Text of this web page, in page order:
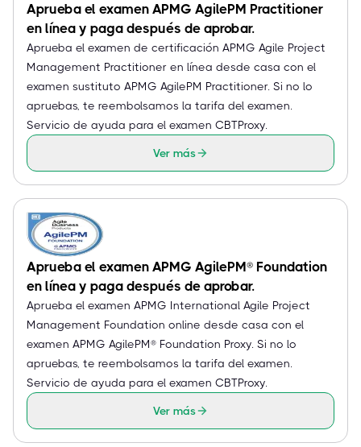
Aprueba el examen APMG AgilePM Practitioner
en línea y paga después de aprobar.
Aprueba el examen de certificación APMG Agile Project
Management Practitioner en línea desde casa con el
examen sustituto APMG AgilePM Practitioner. Si no lo
apruebas, te reembolsamos la tarifa del examen.
Servicio de ayuda para el examen CBTProxy.
Ver más
Aprueba el examen APMG AgilePM® Foundation
en línea y paga después de aprobar.
Aprueba el examen APMG International Agile Project
Management Foundation online desde casa con el
examen APMG AgilePM® Foundation Proxy. Si no lo
apruebas, te reembolsamos la tarifa del examen.
Servicio de ayuda para el examen CBTProxy.
Ver más